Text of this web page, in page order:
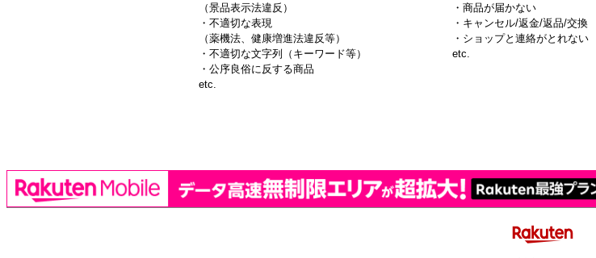
（景品表示法違反）
・不適切な表現
（薬機法、健康増進法違反等）
・不適切な文字列（キーワード等）
・公序良俗に反する商品
etc.
・商品が届かない
・キャンセル/返金/返品/交換
・ショップと連絡がとれない
etc.